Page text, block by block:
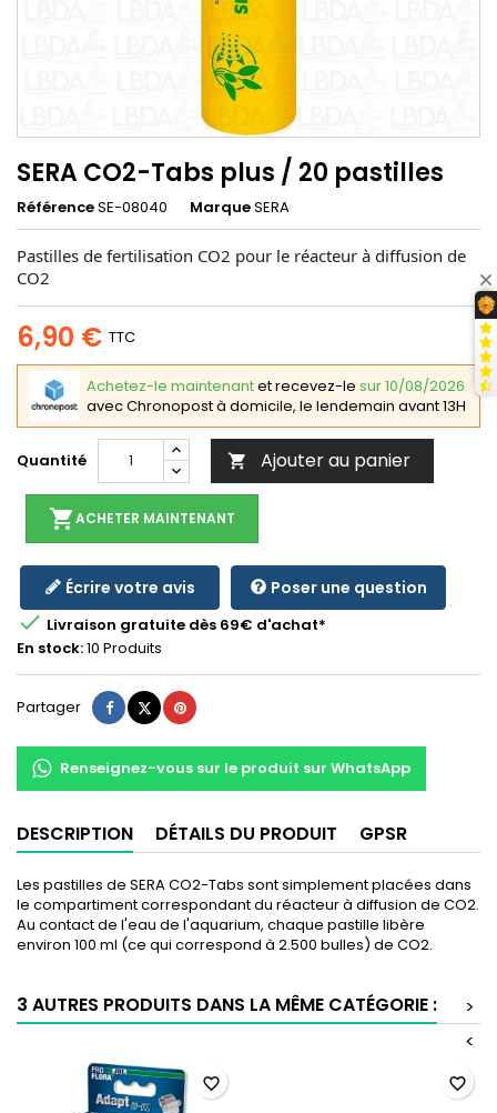
SERA CO2-Tabs plus / 20 pastilles
RéférenceSE-08040 MarqueSERA
Pastilles de fertilisation CO2 pour le réacteur à diffusion de
CO2
6,90 € TTC
Achetez-le maintenantet recevez-le sur 10/08/2026
avec Chronopost à domicile, le lendemain avant 13H
Quantité  Ajouter au panier
shopping_cartACHETER MAINTENANT
Écrire votre avis Poser une question
 Livraison gratuite dès 69€ d'achat*
En stock:10 Produits
Partager Partager
TweetPinterest
Renseignez-vous sur le produit sur WhatsApp
DESCRIPTION DÉTAILS DU PRODUIT GPSR
Les pastilles de SERA CO2-Tabs sont simplement placées dans
le compartiment correspondant du réacteur à diffusion de CO2.
Au contact de l'eau de l'aquarium, chaque pastille libère
environ 100 ml (ce qui correspond à 2.500 bulles) de CO2.
3 AUTRES PRODUITS DANS LA MÊME CATÉGORIE :
>
<
favorite_border favorite_border